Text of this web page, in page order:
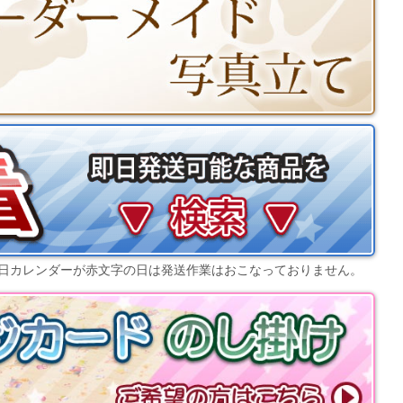
カレンダーが赤文字の日は発送作業はおこなっておりません。